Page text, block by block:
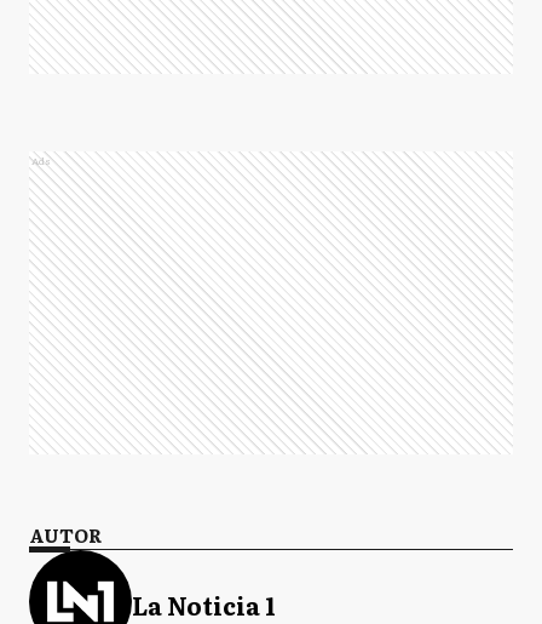
Ads
AUTOR
La Noticia 1